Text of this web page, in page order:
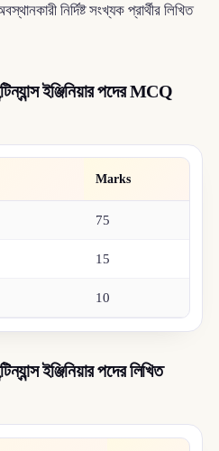
নির্দিষ্ট সংখ্যক প্রার্থীর লিখিত
ইঞ্জিনিয়ার পদের MCQ
Marks
75
15
10
ইঞ্জিনিয়ার পদের লিখিত